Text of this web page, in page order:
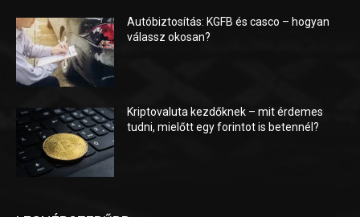
Autóbiztosítás: KGFB és casco – hogyan
válassz okosan?
Kriptovaluta kezdőknek – mit érdemes
tudni, mielőtt egy forintot is betennél?